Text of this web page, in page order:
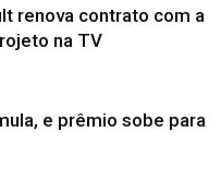
renova contrato com a
na TV
e prêmio sobe para